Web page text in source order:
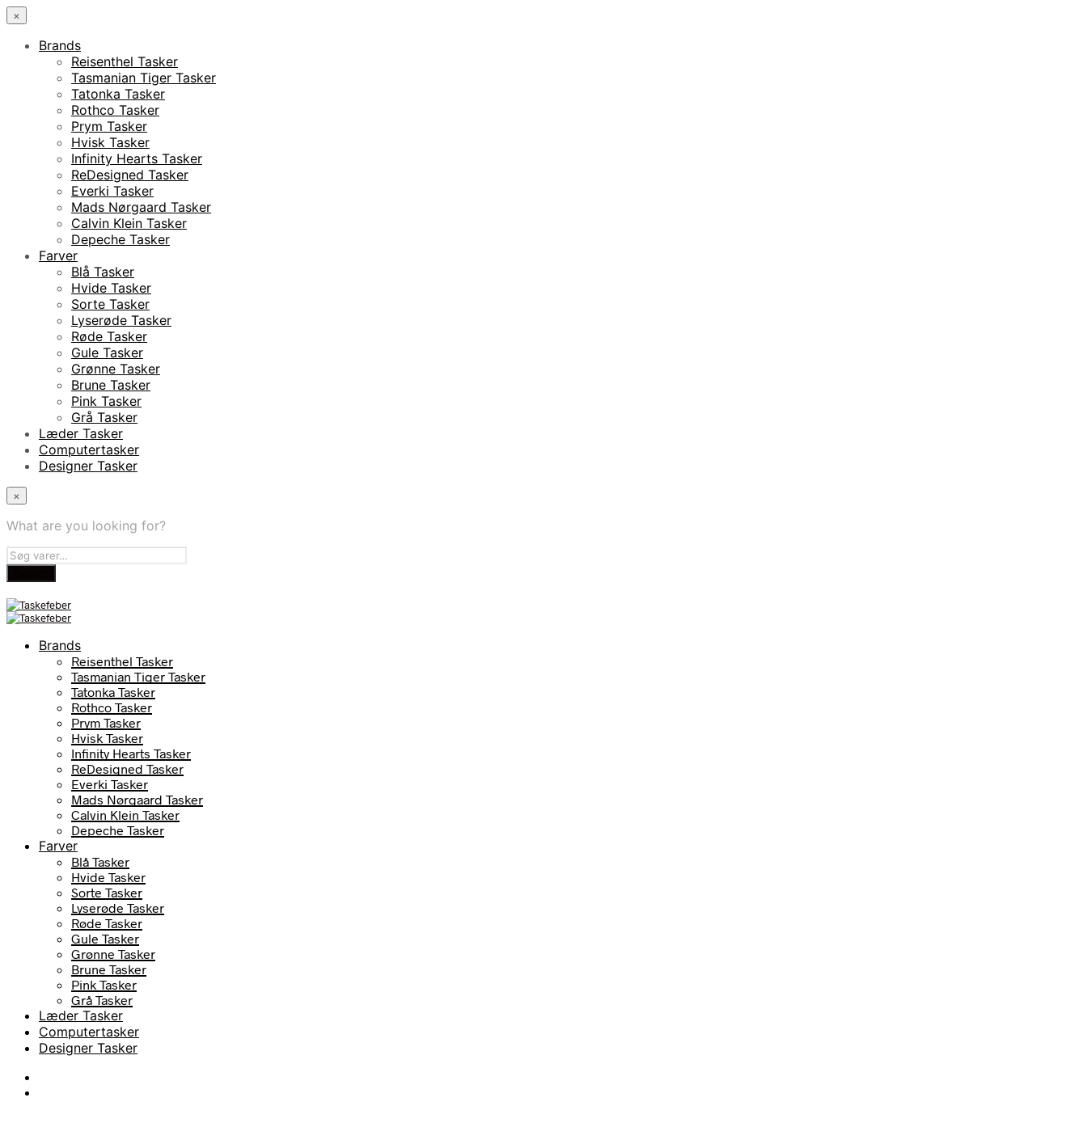
×
Brands
Reisenthel Tasker
Tasmanian Tiger Tasker
Tatonka Tasker
Rothco Tasker
Prym Tasker
Hvisk Tasker
Infinity Hearts Tasker
ReDesigned Tasker
Everki Tasker
Mads Nørgaard Tasker
Calvin Klein Tasker
Depeche Tasker
Farver
Blå Tasker
Hvide Tasker
Sorte Tasker
Lyserøde Tasker
Røde Tasker
Gule Tasker
Grønne Tasker
Brune Tasker
Pink Tasker
Grå Tasker
Læder Tasker
Computertasker
Designer Tasker
×
What are you looking for?
Brands
Reisenthel Tasker
Tasmanian Tiger Tasker
Tatonka Tasker
Rothco Tasker
Prym Tasker
Hvisk Tasker
Infinity Hearts Tasker
ReDesigned Tasker
Everki Tasker
Mads Nørgaard Tasker
Calvin Klein Tasker
Depeche Tasker
Farver
Blå Tasker
Hvide Tasker
Sorte Tasker
Lyserøde Tasker
Røde Tasker
Gule Tasker
Grønne Tasker
Brune Tasker
Pink Tasker
Grå Tasker
Læder Tasker
Computertasker
Designer Tasker